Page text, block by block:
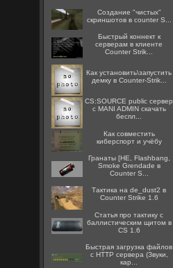
Создание "чистых"
скриншотов в counter S...
Быстрый коннект к
серверам в клиенте
Counter Strik...
Как установить\запустить
демку в Counter-Strik...
CS:SOURCE public сервер
с MANI ADMIN скачать
беспл...
Как совместить
киберспорт и учёбу
Гранаты [HE, Flashbang,
Smoke Grendade в
Counter S...
Тактика на de_dust2 в
Counter Strike 1.6
Статья про тактику с
баллистическим щитом в
CS 1.6
Быстрая загрузка файлов
с HTTP сервера (Звуки,
кар...